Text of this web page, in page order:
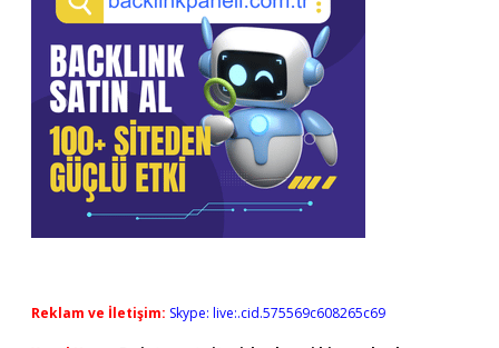
Reklam ve İletişim: Skype: live:.cid.575569c608265c69